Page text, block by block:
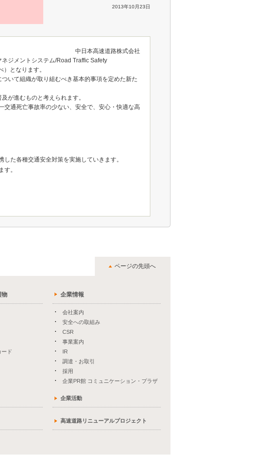
2013年10月23日
中日本高速道路株式会社
ジメントシステム/Road Traffic Safety
となります。
いて組織が取り組むべき基本的事項を定めた新た
が進むものと考えられます。
交通死亡事故率の少ない、安全で、安心・快適な高
た各種交通安全対策を実施していきます。
。
ページの先頭へ
物
ード
企業情報
会社案内
安全への取組み
CSR
事業案内
IR
調達・お取引
採用
企業PR館 コミュニケーション・プラザ
企業活動
高速道路リニューアルプロジェクト